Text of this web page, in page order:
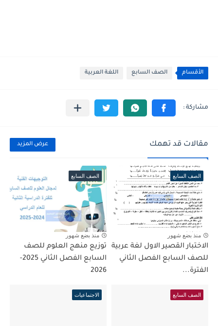
الأقسام الصف السابع اللغة العربية
مقالات قد تهمك عرض المزيد
الصف السابع
منذ بضع شهور
الاختبار القصير الاول لغة عربية
للصف السابع الفصل الثاني
الفترة...
الصف السابع
منذ بضع شهور
توزيع منهج العلوم للصف
السابع الفصل الثاني 2025-
2026
الصف السابع الاجتماعيات